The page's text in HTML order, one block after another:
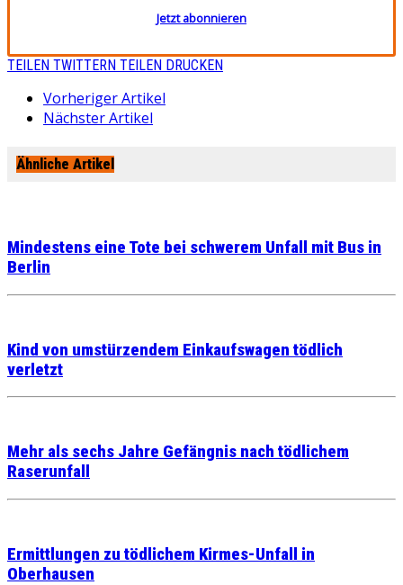
Jetzt abonnieren
TEILEN TWITTERN TEILEN DRUCKEN
Vorheriger Artikel
Nächster Artikel
Ähnliche Artikel
Mindestens eine Tote bei schwerem Unfall mit Bus in
Berlin
Kind von umstürzendem Einkaufswagen tödlich
verletzt
Mehr als sechs Jahre Gefängnis nach tödlichem
Raserunfall
Ermittlungen zu tödlichem Kirmes-Unfall in
Oberhausen